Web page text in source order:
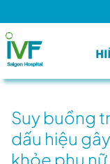
Suy buồng
dấu hiệu
khỏe phụ nữ